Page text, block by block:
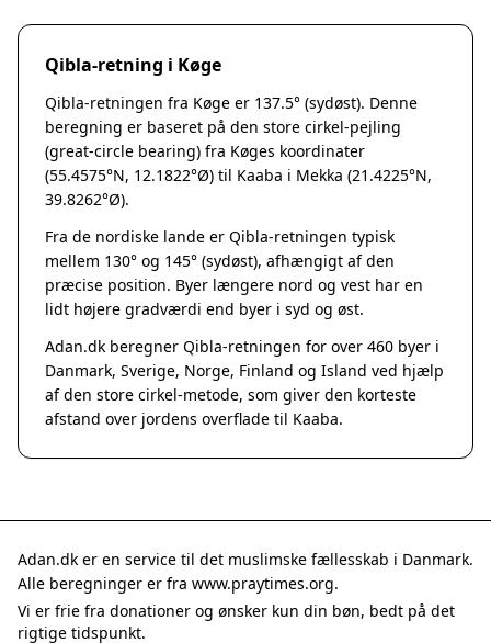
Rudkøbing
Ebeltoft
Galten
Grenaa
Hedensted
Hinnerup
Hobro
Mariager
Odder
Purhus
Rønde
Tranbjerg
Trustrup
Billund
Qibla-retning i Køge
Qibla-retningen fra Køge er 137.5° (sydøst). Denne
beregning er baseret på den store cirkel-pejling
(great-circle bearing) fra Køges koordinater
(55.4575°N, 12.1822°Ø) til Kaaba i Mekka (21.4225°N,
39.8262°Ø).
Fra de nordiske lande er Qibla-retningen typisk
mellem 130° og 145° (sydøst), afhængigt af den
præcise position. Byer længere nord og vest har en
lidt højere gradværdi end byer i syd og øst.
Adan.dk beregner Qibla-retningen for over 460 byer i
Danmark, Sverige, Norge, Finland og Island ved hjælp
af den store cirkel-metode, som giver den korteste
afstand over jordens overflade til Kaaba.
Adan.dk er en service til det muslimske fællesskab i Danmark.
Alle beregninger er fra www.praytimes.org.
Vi er frie fra donationer og ønsker kun din bøn, bedt på det
rigtige tidspunkt.